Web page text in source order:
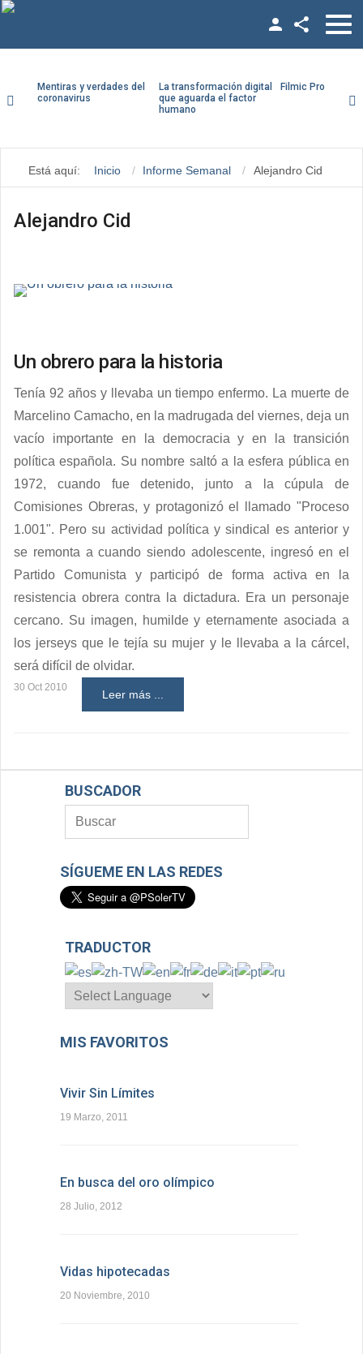
YouTube
LinkedIn
Mentiras y verdades del
coronavirus
La transformación digital
que aguarda el factor
humano
Filmic Pro paso a
Está aquí: Inicio Informe Semanal Alejandro Cid
Alejandro Cid
Un obrero para la historia
Tenía 92 años y llevaba un tiempo enfermo. La muerte de
Marcelino Camacho, en la madrugada del viernes, deja un
vacío importante en la democracia y en la transición
política española. Su nombre saltó a la esfera pública en
1972, cuando fue detenido, junto a la cúpula de
Comisiones Obreras, y protagonizó el llamado "Proceso
1.001". Pero su actividad política y sindical es anterior y
se remonta a cuando siendo adolescente, ingresó en el
Partido Comunista y participó de forma activa en la
resistencia obrera contra la dictadura. Era un personaje
cercano. Su imagen, humilde y eternamente asociada a
los jerseys que le tejía su mujer y le llevaba a la cárcel,
será difícil de olvidar.
30 Oct 2010
Leer más ...
BUSCADOR
SÍGUEME EN LAS REDES
TRADUCTOR
MIS FAVORITOS
Vivir Sin Límites
19 Marzo, 2011
En busca del oro olímpico
28 Julio, 2012
Vidas hipotecadas
20 Noviembre, 2010
Contraseña
Recuérdeme